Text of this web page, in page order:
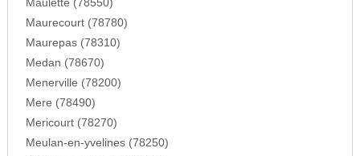
Maulette (78550)
Maurecourt (78780)
Maurepas (78310)
Medan (78670)
Menerville (78200)
Mere (78490)
Mericourt (78270)
Meulan-en-yvelines (78250)